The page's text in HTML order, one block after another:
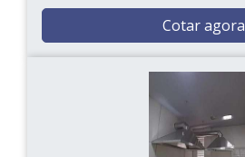
Cotar agora